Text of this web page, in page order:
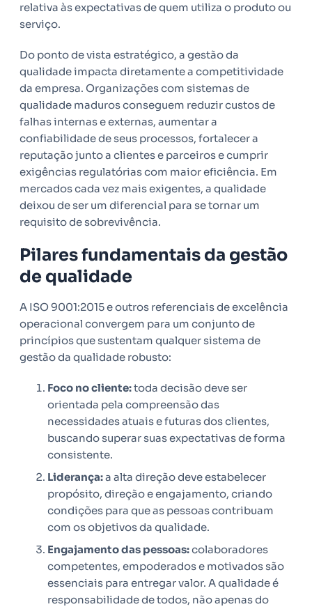
relativa às expectativas de quem utiliza o produto ou
serviço.
Do ponto de vista estratégico, a gestão da
qualidade impacta diretamente a competitividade
da empresa. Organizações com sistemas de
qualidade maduros conseguem reduzir custos de
falhas internas e externas, aumentar a
confiabilidade de seus processos, fortalecer a
reputação junto a clientes e parceiros e cumprir
exigências regulatórias com maior eficiência. Em
mercados cada vez mais exigentes, a qualidade
deixou de ser um diferencial para se tornar um
requisito de sobrevivência.
Pilares fundamentais da gestão
de qualidade
A ISO 9001:2015 e outros referenciais de excelência
operacional convergem para um conjunto de
princípios que sustentam qualquer sistema de
gestão da qualidade robusto:
Foco no cliente:toda decisão deve ser
orientada pela compreensão das
necessidades atuais e futuras dos clientes,
buscando superar suas expectativas de forma
consistente.
Liderança:a alta direção deve estabelecer
propósito, direção e engajamento, criando
condições para que as pessoas contribuam
com os objetivos da qualidade.
Engajamento das pessoas:colaboradores
competentes, empoderados e motivados são
essenciais para entregar valor. A qualidade é
responsabilidade de todos, não apenas do